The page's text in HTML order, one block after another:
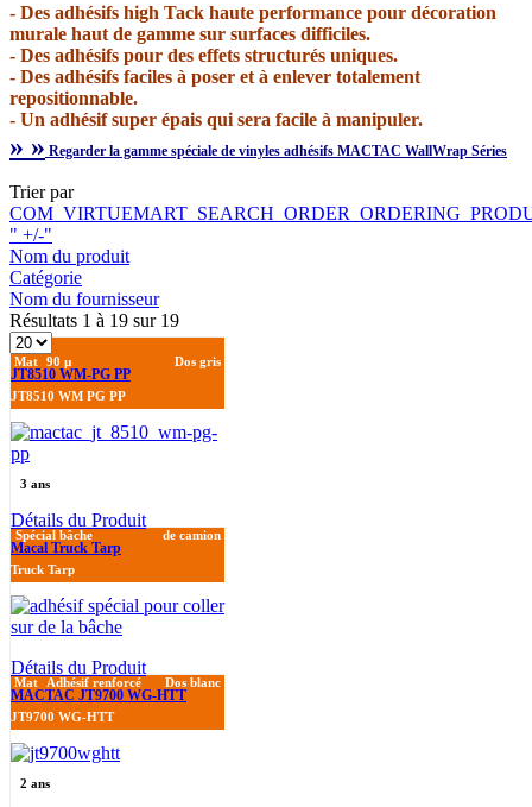
- Des adhésifs high Tack haute performance pour décoration
murale haut de gamme sur surfaces difficiles.
- Des adhésifs pour des effets structurés uniques.
- Des adhésifs faciles à poser et à enlever totalement
repositionnable.
- Un adhésif super épais qui sera facile à manipuler.
» » Regarder la gamme spéciale de vinyles adhésifs MACTAC WallWrap Séries
Trier par
" +/-"
Nom du produit
Catégorie
Nom du fournisseur
Résultats 1 à 19 sur 19
Mat 90 µ Dos gris
JT8510 WM-PG PP
JT8510 WM PG PP
3 ans
Détails du Produit
Spécial bâche de camion
Macal Truck Tarp
Truck Tarp
Détails du Produit
Mat Adhésif renforcé Dos blanc
MACTAC JT9700 WG-HTT
JT9700 WG-HTT
2 ans